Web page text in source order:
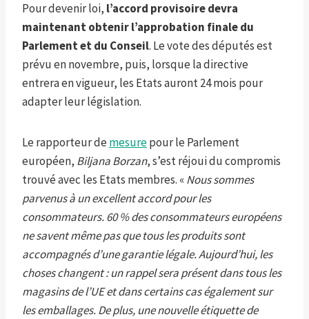
Pour devenir loi, l’accord provisoire devra
maintenant obtenir l’approbation finale du
Parlement et du Conseil. Le vote des députés est
prévu en novembre, puis, lorsque la directive
entrera en vigueur, les Etats auront 24 mois pour
adapter leur législation.
Le rapporteur de mesurepour le Parlement
européen, Biljana Borzan, s’est réjoui du compromis
trouvé avec les Etats membres. «Nous sommes
parvenus à un excellent accord pour les
consommateurs. 60 % des consommateurs européens
ne savent même pas que tous les produits sont
accompagnés d’une garantie légale. Aujourd’hui, les
choses changent : un rappel sera présent dans tous les
magasins de l’UE et dans certains cas également sur
les emballages. De plus, une nouvelle étiquette de